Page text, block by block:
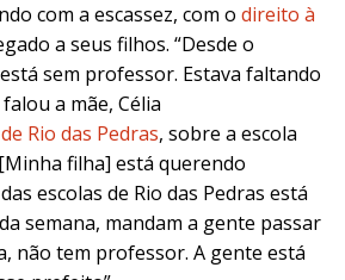
com a escassez, com o direito à
a seus filhos. “Desde o
sem professor. Estava faltando
a mãe, Célia
Rio das Pedras, sobre a escola
filha] está querendo
escolas de Rio das Pedras está
semana, mandam a gente passar
não tem professor. A gente está